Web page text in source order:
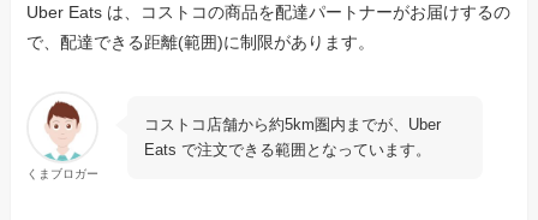
Uber Eats は、コストコの商品を配達パートナーがお届けするの
で、配達できる距離(範囲)に制限があります。
くまブロガー
コストコ店舗から約5km圏内までが、Uber
Eats で注文できる範囲となっています。